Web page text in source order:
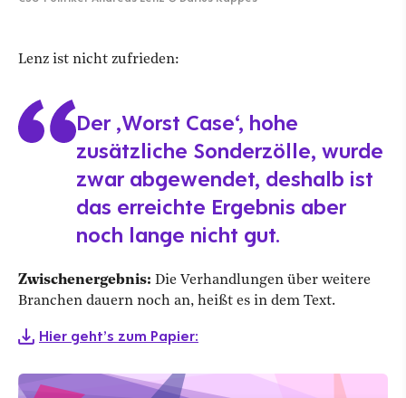
Lenz ist nicht zufrieden:
Der ‚Worst Case‘, hohe
zusätzliche Sonderzölle, wurde
zwar abgewendet, deshalb ist
das erreichte Ergebnis aber
noch lange nicht gut.
Zwischenergebnis: Die Verhandlungen über weitere
Branchen dauern noch an, heißt es in dem Text.
Hier geht’s zum Papier: